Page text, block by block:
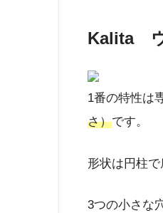
Kalita
1番の特性は
さ）です。
形状は円柱で
3つの小さな